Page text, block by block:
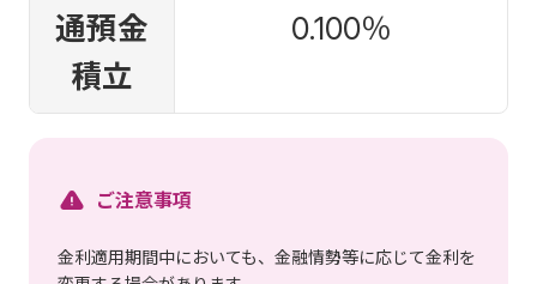
通預金
積立
0.100％
ご注意事項
金利適用期間中においても、金融情勢等に応じて金利を